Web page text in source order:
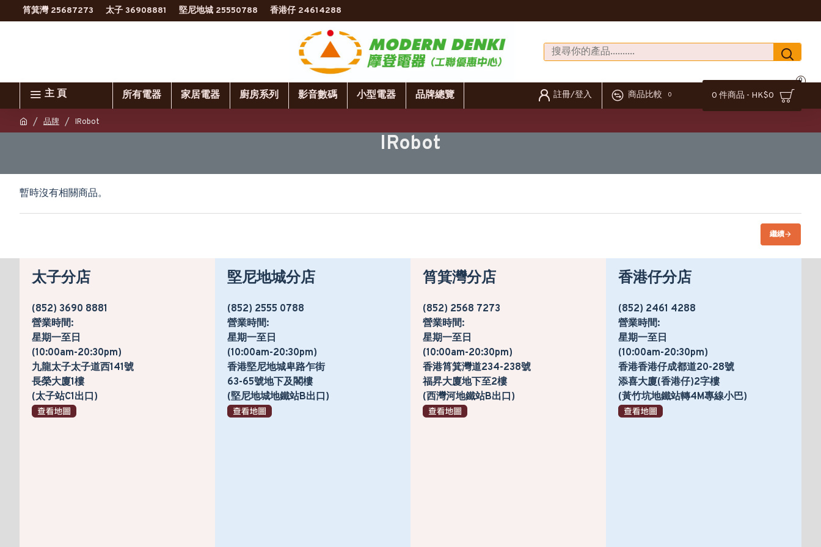
筲箕灣 25687273 太子 36908881 堅尼地城 25550788 香港仔 24614288
主 頁 所有電器 家居電器 廚房系列 影音數碼 小型電器 品牌總覽 註冊/登入 商品比較 0 0 件商品 - HK$0
0
品牌 IRobot
IRobot
暫時沒有相關商品。
繼續
太子分店
(852) 3690 8881
營業時間:
星期一至日
(10:00am-20:30pm)
九龍太子太子道西141號
長榮大廈1樓
(太子站C1出口)
堅尼地城分店
(852) 2555 0788
營業時間:
星期一至日
(10:00am-20:30pm)
香港堅尼地城卑路乍街
63-65號地下及閣樓
(堅尼地城地鐵站B出口)
筲箕灣分店
(852) 2568 7273
營業時間:
星期一至日
(10:00am-20:30pm)
香港筲箕灣道234-238號
福昇大廈地下至2樓
(西灣河地鐵站B出口)
香港仔分店
(852) 2461 4288
營業時間:
星期一至日
(10:00am-20:30pm)
香港香港仔成都道20-28號
添喜大廈(香港仔)2字樓
(黃竹坑地鐵站轉4M專線小巴)